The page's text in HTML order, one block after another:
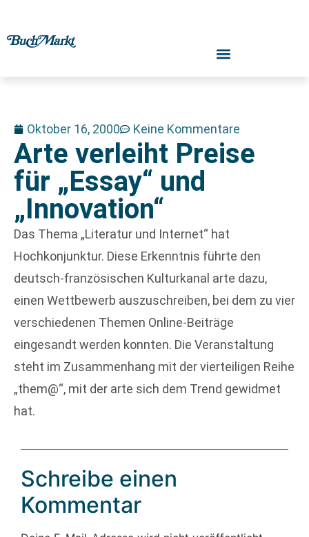
Oktober 16, 2000 Keine Kommentare
Arte verleiht Preise
für „Essay“ und
„Innovation“
Das Thema „Literatur und Internet“ hat
Hochkonjunktur. Diese Erkenntnis führte den
deutsch-französischen Kulturkanal arte dazu,
einen Wettbewerb auszuschreiben, bei dem zu vier
verschiedenen Themen Online-Beiträge
eingesandt werden konnten. Die Veranstaltung
steht im Zusammenhang mit der vierteiligen Reihe
„them@“, mit der arte sich dem Trend gewidmet
hat.
Schreibe einen
Kommentar